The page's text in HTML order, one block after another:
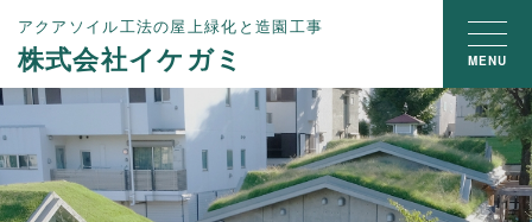
アクアソイル工法の屋上緑化と造園工事
株式会社イケガミ MENU